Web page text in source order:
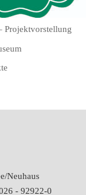
Projektvorstellung
Neuhaus
- 92922-0